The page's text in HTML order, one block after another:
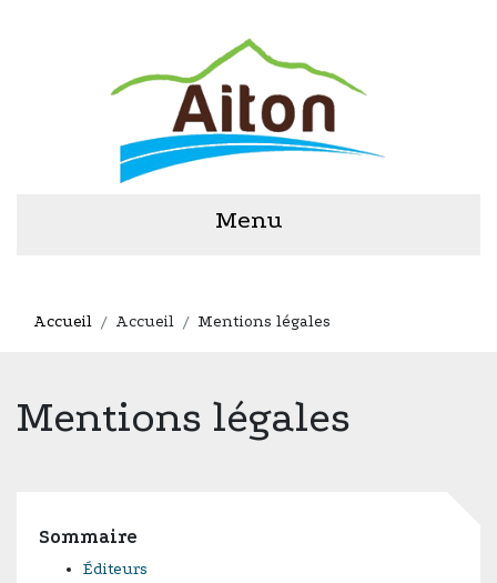
Menu
Accueil Accueil Mentions légales
Mentions légales
Sommaire
Éditeurs